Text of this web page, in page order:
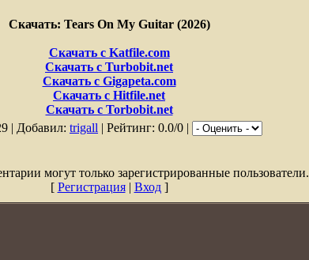
Скачать: Tears On My Guitar (2026)
Скачать с Katfile.com
Скачать с Turbobit.net
Скачать с Gigapeta.com
Скачать с Hitfile.net
Скачать с Torbobit.net
| Добавил: trigall | Рейтинг: 0.0/0 |
могут только зарегистрированные пользователи.
[ Регистрация| Вход]